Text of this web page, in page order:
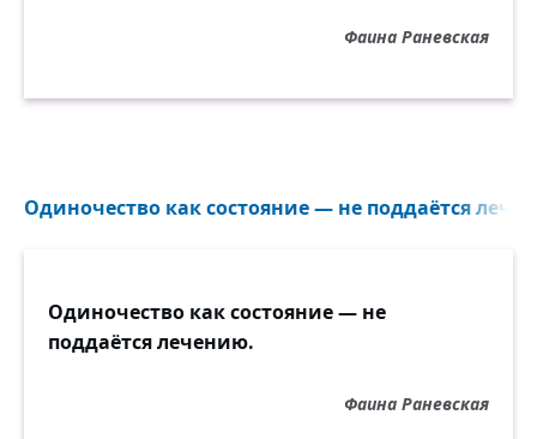
Фаина Раневская
Одиночество как состояние — не поддаётся
Одиночество как состояние — не
поддаётся лечению.
Фаина Раневская